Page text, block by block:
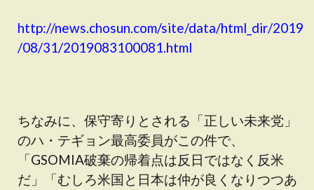
http://news.chosun.com/site/data/html_dir/2019
/08/31/2019083100081.html
ちなみに、保守寄りとされる「正しい未来党」
のハ・テギョン最高委員がこの件で、
「GSOMIA破棄の帰着点は反日ではなく反米
だ」「むしろ米国と日本は仲が良くなりつつあ